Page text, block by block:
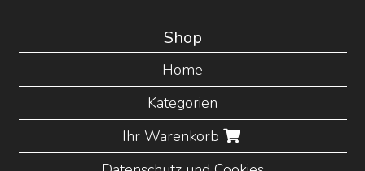
Shop
Home
Kategorien
Ihr Warenkorb